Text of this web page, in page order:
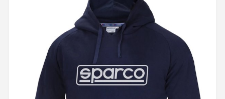
Racesturen
POPULAIRE MERKEN